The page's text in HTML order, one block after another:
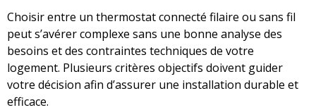
Choisir entre un thermostat connecté filaire ou sans fil
peut s’avérer complexe sans une bonne analyse des
besoins et des contraintes techniques de votre
logement. Plusieurs critères objectifs doivent guider
votre décision afin d’assurer une installation durable et
efficace.